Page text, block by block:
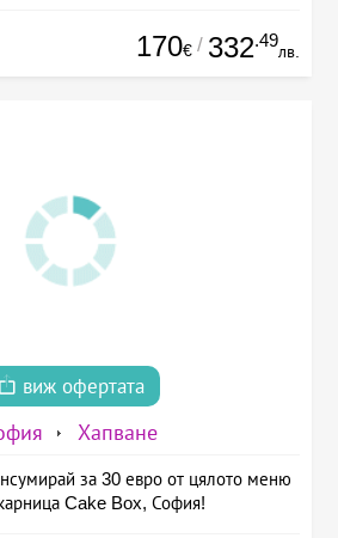
170€ / 332.49
лв.
виж офертата
Хапване
за 30 евро от цялото меню
Cake Box, София!